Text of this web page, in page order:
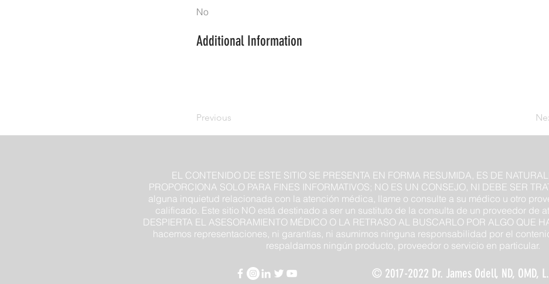
No
Additional Information
Previous
EL CONTENIDO DE ESTE SITIO SE PRESENTA EN FORMA RESUMIDA, ES DE
PROPORCIONA SOLO PARA FINES INFORMATIVOS; NO ES UN CONSEJO, NI DEBE SER
alguna inquietud relacionada con la atención médica, llame o consulte a su médico u otro
calificado. Este sitio NO está destinado a ser un sustituto de la consulta de un proveedor de
DESPIERTA EL ASESORAMIENTO MÉDICO O LA RETRASO AL BUSCARLO POR ALGO QUE
hacemos representaciones, ni garantías, ni asumimos ninguna responsabilidad por el
respaldamos ningún producto, proveedor o servicio en particular.
© 2017-2022 Dr. James Odell, ND, OMD,